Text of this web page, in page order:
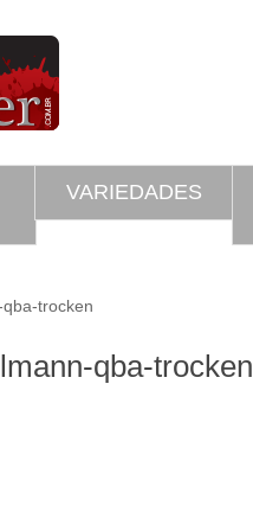
VARIEDADES
trocken
qba-trocken